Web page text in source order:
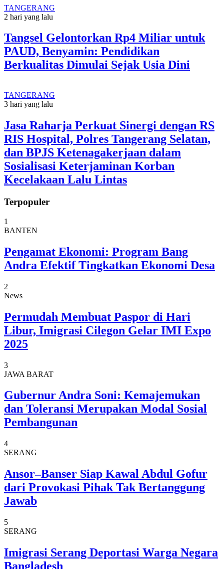
TANGERANG
2 hari yang lalu
Tangsel Gelontorkan Rp4 Miliar untuk
PAUD, Benyamin: Pendidikan
Berkualitas Dimulai Sejak Usia Dini
TANGERANG
3 hari yang lalu
Jasa Raharja Perkuat Sinergi dengan RS
RIS Hospital, Polres Tangerang Selatan,
dan BPJS Ketenagakerjaan dalam
Sosialisasi Keterjaminan Korban
Kecelakaan Lalu Lintas
Terpopuler
1
BANTEN
Pengamat Ekonomi: Program Bang
Andra Efektif Tingkatkan Ekonomi Desa
2
News
Permudah Membuat Paspor di Hari
Libur, Imigrasi Cilegon Gelar IMI Expo
2025
3
JAWA BARAT
Gubernur Andra Soni: Kemajemukan
dan Toleransi Merupakan Modal Sosial
Pembangunan
4
SERANG
Ansor–Banser Siap Kawal Abdul Gofur
dari Provokasi Pihak Tak Bertanggung
Jawab
5
SERANG
Imigrasi Serang Deportasi Warga Negara
Bangladesh